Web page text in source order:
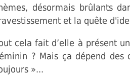
désormais brûlants
et la quête
cela fait d’elle à présent
? Mais ça dépend
»...